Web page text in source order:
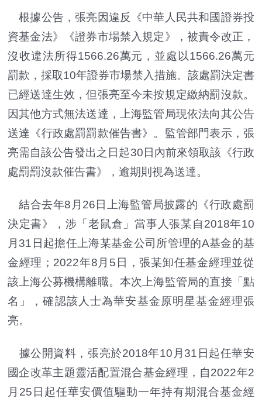
根據公告，張亮因違反《中華人民共和國證券投
資基金法》《證券市場禁入規定》，被責令改正，
沒收違法所得1566.26萬元，並處以1566.26萬元
罰款，採取10年證券市場禁入措施。該處罰決定書
已經送達生效，但張亮至今未按規定繳納罰沒款。
因其他方式無法送達，上海監管局現依法向其公告
送達《行政處罰罰款催告書》。監管部門表示，張
亮需自該公告發出之日起30日內前來領取該《行政
處罰罰沒款催告書》，逾期則視為送達。
結合去年8月26日上海監管局披露的《行政處罰
決定書》，涉「老鼠倉」當事人張某自2018年10
月31日起擔任上海某基金公司所管理的A基金的基
金經理；2022年8月5日，張某卸任基金經理並從
該上海公募機構離職。本次上海監管局的直接「點
名」，確認該人士為華安基金原明星基金經理張
亮。
據公開資料，張亮於2018年10月31日起任華安
國企改革主題靈活配置混合基金經理，自2022年2
月25日起任華安價值驅動一年持有期混合基金經